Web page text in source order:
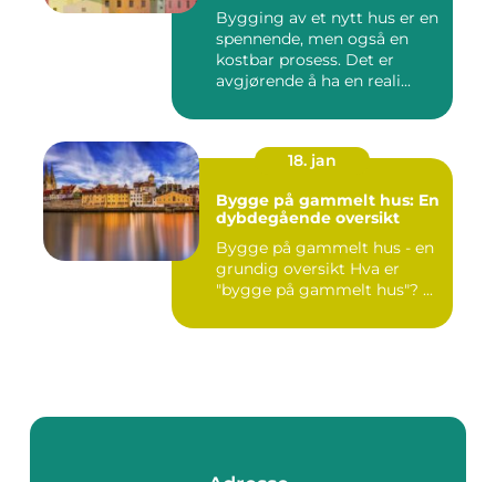
Bygging av et nytt hus er en
spennende, men også en
kostbar prosess. Det er
avgjørende å ha en reali...
18. jan
Bygge på gammelt hus: En
dybdegående oversikt
Bygge på gammelt hus - en
grundig oversikt Hva er
"bygge på gammelt hus"? ...